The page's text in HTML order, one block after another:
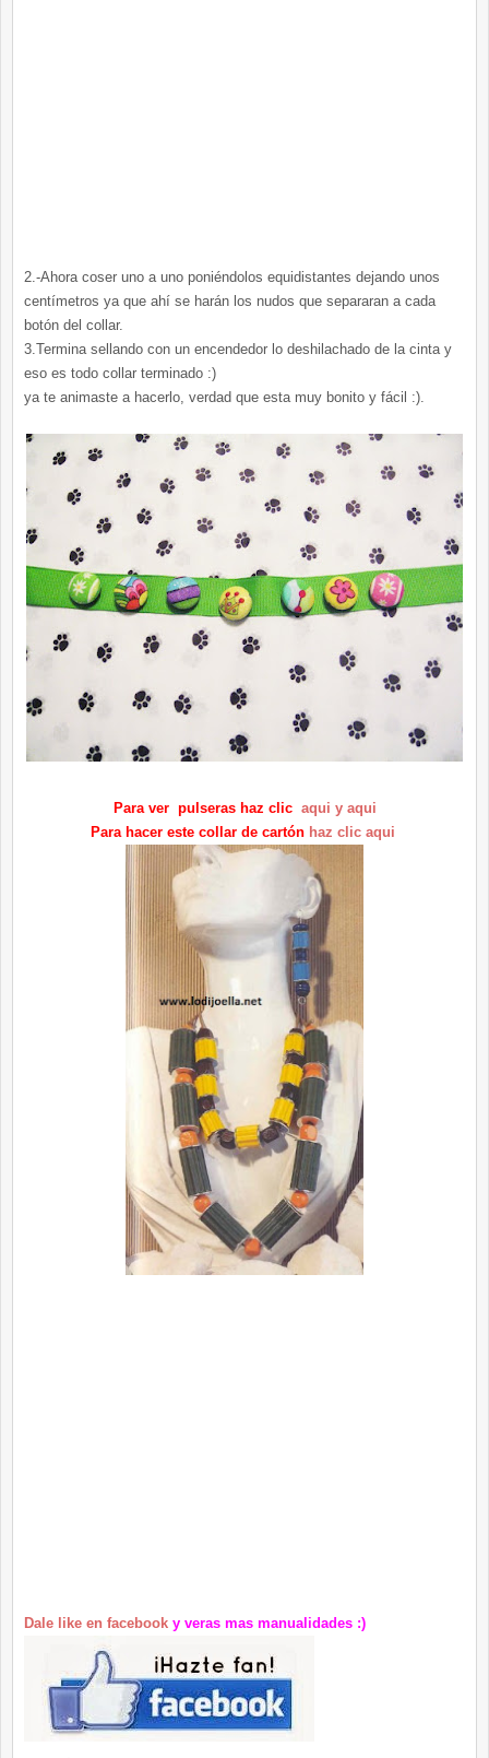
2.-Ahora coser uno a uno poniéndolos equidistantes dejando unos
centímetros ya que ahí se harán los nudos que separaran a cada
botón del collar.
3.Termina sellando con un encendedor lo deshilachado de la cinta y
eso es todo collar terminado :)
ya te animaste a hacerlo, verdad que esta muy bonito y fácil :).
Para ver pulseras haz clic aqui y aqui
Para hacer este collar de cartón haz clic aqui
Dale like en facebook y veras mas manualidades :)